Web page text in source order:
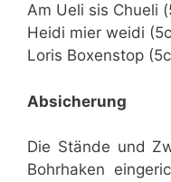
Am Ueli sis Chueli
Heidi mier weidi
Loris Boxenstop
Absicherung
Die Stände und
Bohrhaken